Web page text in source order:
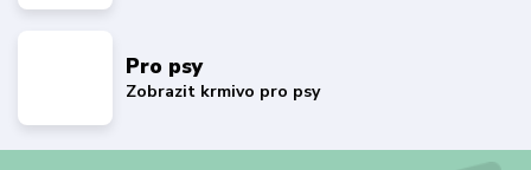
Pro psy
Zobrazit krmivo pro psy